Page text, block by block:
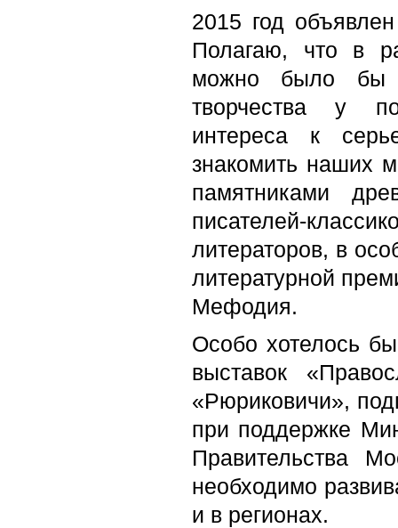
2015 год
Полагаю, что в
можно было бы
творчества у
интереса к
знакомить наших
памятниками
писателей-
литераторов, в
литературной
Мефодия.
Особо хотелось бы
выставок
«Рюриковичи»,
при поддержке
Правительства
необходимо
и в регионах.